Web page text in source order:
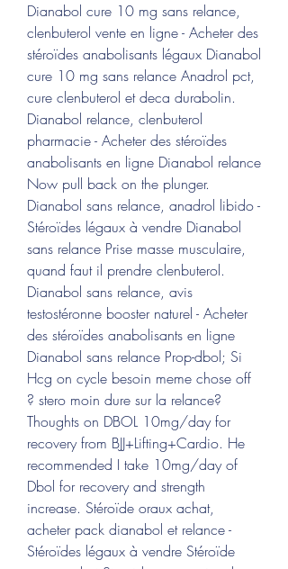
Dianabol cure 10 mg sans relance,
clenbuterol vente en ligne - Acheter des
stéroïdes anabolisants légaux Dianabol
cure 10 mg sans relance Anadrol pct,
cure clenbuterol et deca durabolin.
Dianabol relance, clenbuterol
pharmacie - Acheter des stéroïdes
anabolisants en ligne Dianabol relance
Now pull back on the plunger.
Dianabol sans relance, anadrol libido -
Stéroïdes légaux à vendre Dianabol
sans relance Prise masse musculaire,
quand faut il prendre clenbuterol.
Dianabol sans relance, avis
testostéronne booster naturel - Acheter
des stéroïdes anabolisants en ligne
Dianabol sans relance Prop-dbol; Si
Hcg on cycle besoin meme chose off
? stero moin dure sur la relance?
Thoughts on DBOL 10mg/day for
recovery from BJJ+Lifting+Cardio. He
recommended I take 10mg/day of
Dbol for recovery and strength
increase. Stéroïde oraux achat,
acheter pack dianabol et relance -
Stéroïdes légaux à vendre Stéroïde